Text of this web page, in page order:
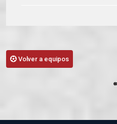
Volver a equipos